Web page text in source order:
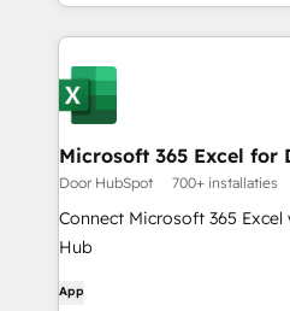
Microsoft 365 Excel for
Door HubSpot 700+ installaties
Connect Microsoft 365
Hub
App